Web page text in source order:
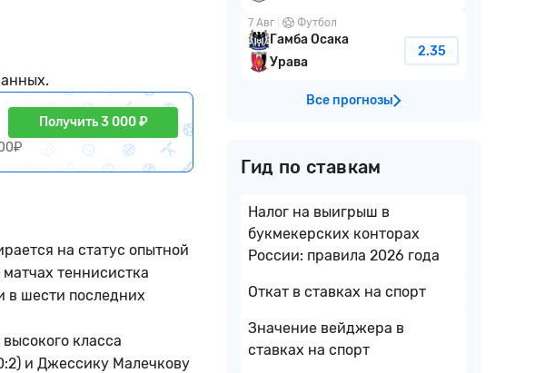
Получить 3 000 ₽
на статус опытной
теннисистка
в шести последних
класса
и Джессику Малечкову
7 Авг Футбол
Гамба Осака
Урава
2.35
Все прогнозы
Гид по ставкам
Налог на выигрыш в
букмекерских конторах
России: правила 2026 года
Откат в ставках на спорт
Значение вейджера в
ставках на спорт